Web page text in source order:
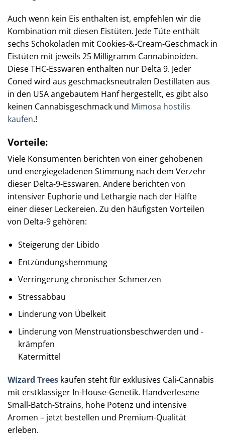
Auch wenn kein Eis enthalten ist, empfehlen wir die
Kombination mit diesen Eistüten. Jede Tüte enthält
sechs Schokoladen mit Cookies-&-Cream-Geschmack in
Eistüten mit jeweils 25 Milligramm Cannabinoiden.
Diese THC-Esswaren enthalten nur Delta 9. Jeder
Coned wird aus geschmacksneutralen Destillaten aus
in den USA angebautem Hanf hergestellt, es gibt also
keinen Cannabisgeschmack und Mimosa hostilis
kaufen.!
Vorteile:
Viele Konsumenten berichten von einer gehobenen
und energiegeladenen Stimmung nach dem Verzehr
dieser Delta-9-Esswaren. Andere berichten von
intensiver Euphorie und Lethargie nach der Hälfte
einer dieser Leckereien. Zu den häufigsten Vorteilen
von Delta-9 gehören:
Steigerung der Libido
Entzündungshemmung
Verringerung chronischer Schmerzen
Stressabbau
Linderung von Übelkeit
Linderung von Menstruationsbeschwerden und -
krämpfen
Katermittel
Wizard Trees kaufen steht für exklusives Cali-Cannabis
mit erstklassiger In-House-Genetik. Handverlesene
Small-Batch-Strains, hohe Potenz und intensive
Aromen – jetzt bestellen und Premium-Qualität
erleben.